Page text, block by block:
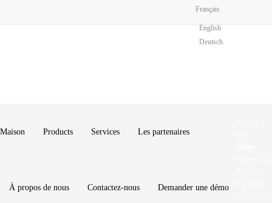
Français
English
Deutsch
Maison Products Services Les partenaires
À propos de nous Contactez-nous Demander une démo